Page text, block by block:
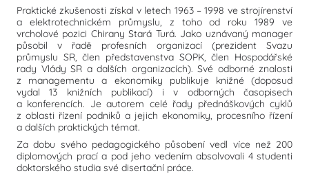
Praktické zkušenosti získal v letech 1963 – 1998 ve strojírenství
a elektrotechnickém průmyslu, z toho od roku 1989 ve
vrcholové pozici Chirany Stará Turá. Jako uznávaný manager
působil v řadě profesních organizací (prezident Svazu
průmyslu SR, člen představenstva SOPK, člen Hospodářské
rady Vlády SR a dalších organizacích). Své odborné znalosti
z managementu a ekonomiky publikuje knižné (doposud
vydal 13 knižních publikací) i v odborných časopisech
a konferencích. Je autorem celé řady přednáškových cyklů
z oblasti řízení podniků a jejich ekonomiky, procesního řízení
a dalších praktických témat.
Za dobu svého pedagogického působení vedl více než 200
diplomových prací a pod jeho vedením absolvovali 4 studenti
doktorského studia své disertační práce.